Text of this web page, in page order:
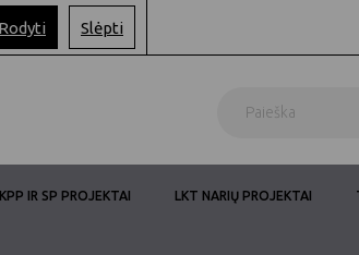
Rodyti Slėpti
IR SP PROJEKTAI LKT NARIŲ PROJEKTAI